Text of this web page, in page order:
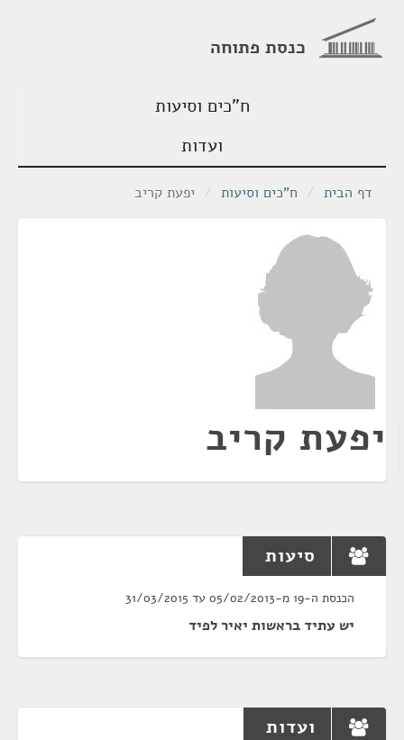
כנסת פתוחה
ח"כים וסיעות
ועדות
דף הבית / ח"כים וסיעות / יפעת קריב
יפעת קריב
סיעות
הכנסת ה-19 מ-05/02/2013 עד 31/03/2015
יש עתיד בראשות יאיר לפיד
ועדות